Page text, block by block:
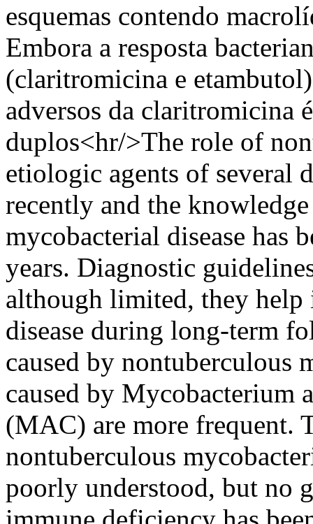
esquemas contendo
Embora a resposta
(claritromicina e
adversos da claritromicina
duplos<hr/>The role of
etiologic agents of several
recently and the
mycobacterial disease has
years. Diagnostic
although limited, they
disease during long-term
caused by nontuberculous
caused by Mycobacterium
(MAC) are more frequent.
nontuberculous
poorly understood, but no